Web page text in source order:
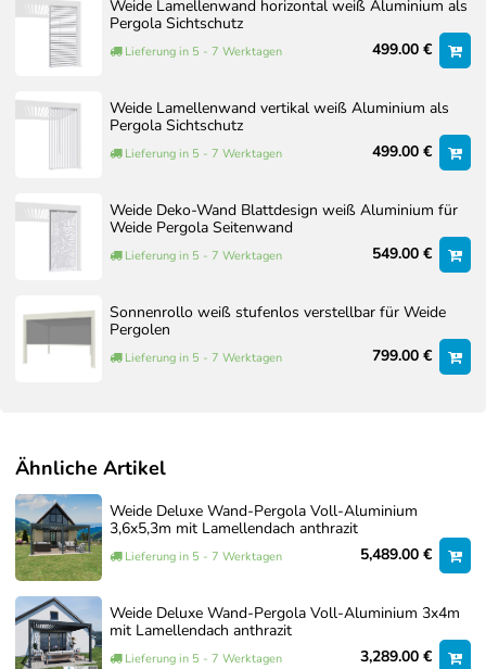
SANDPAPIER FINISH
WEISS / RAL
FARBCODE 9016
Pulverbeschichtung
bei Lamellentyp und Details. Die mitgelieferte
Aufbauanleitung ist für Ihr Modell maßgeblich.
Dokumente zum Artikel
Montageanleitung
Sollten Sie den Aufbau nicht selbst durchführen wollen,
bieten wir Ihnen auf Wunsch auch einen professionellen
Aufbauservice an.
individuelles Angebot, das auf Ihre konkrete Situation vor Ort
abgestimmt ist. Faktoren wie Größe der Pergola, Zubehör,
Untergrund und Zugänglichkeit werden dabei berücksichtigt.
die Fundamentarbeiten, sodass Sie sich um nichts kümmern
müssen und Ihre Pergola rundum sorglos in Betrieb
genommen wird.
So erhalten Sie eine passgenaue Lösung für einen
fachgerechten Aufbau.
Über unseren Service-Artikel können Sie jederzeit
unverbindlich ein Angebot anfordern.
Weide Lamellenwand horizontal weiß Aluminium als
Pergola Sichtschutz
Lieferung in 5 - 7 Werktagen 499.00 €
Weide Lamellenwand vertikal weiß Aluminium als
Pergola Sichtschutz
Lieferung in 5 - 7 Werktagen 499.00 €
Weide Deko-Wand Blattdesign weiß Aluminium für
Weide Pergola Seitenwand
Lieferung in 5 - 7 Werktagen 549.00 €
Sonnenrollo weiß stufenlos verstellbar für Weide
Pergolen
Lieferung in 5 - 7 Werktagen 799.00 €
Ähnliche Artikel
Weide Deluxe Wand-Pergola Voll-Aluminium
3,6x5,3m mit Lamellendach anthrazit
Lieferung in 5 - 7 Werktagen 5,489.00 €
Weide Deluxe Wand-Pergola Voll-Aluminium 3x4m
mit Lamellendach anthrazit
Lieferung in 5 - 7 Werktagen 3,289.00 €